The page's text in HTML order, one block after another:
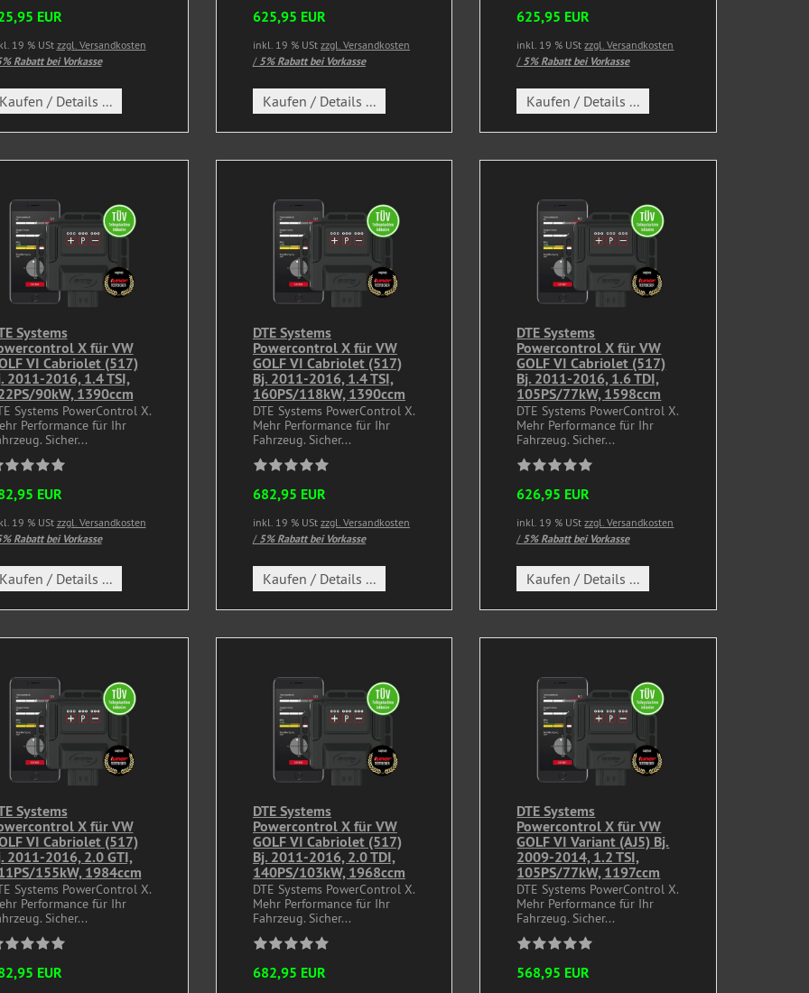
EUR
19 % USt zzgl. Versandkosten
Rabatt bei Vorkasse
Kaufen / Details ...
625,95 EUR
inkl. 19 % USt zzgl. Versandkosten
/ 5% Rabatt bei Vorkasse
Kaufen / Details ...
625,95 EUR
inkl. 19 % UStzzgl. Versandkosten
/ 5% Rabatt bei Vorkasse
Kaufen / Details ...
Systems
X für VW
VI Cabriolet (517)
2011-2016, 1.4 TSI,
90kW, 1390ccm
Systems PowerControl X.
Performance für Ihr
Sicher...
EUR
19 % USt zzgl. Versandkosten
Rabatt bei Vorkasse
Kaufen / Details ...
DTE Systems
Powercontrol X für VW
GOLF VI Cabriolet (517)
Bj. 2011-2016, 1.4 TSI,
160PS/118kW, 1390ccm
DTE Systems PowerControl X.
Mehr Performance für Ihr
Fahrzeug. Sicher...
682,95 EUR
inkl. 19 % USt zzgl. Versandkosten
/ 5% Rabatt bei Vorkasse
Kaufen / Details ...
DTE Systems
Powercontrol X für VW
GOLF VI Cabriolet (517)
Bj. 2011-2016, 1.6 TDI,
105PS/77kW, 1598ccm
DTE Systems PowerControl X.
Mehr Performance für Ihr
Fahrzeug. Sicher...
626,95 EUR
inkl. 19 % UStzzgl. Versandkosten
/ 5% Rabatt bei Vorkasse
Kaufen / Details ...
Systems
X für VW
VI Cabriolet (517)
2011-2016, 2.0 GTI,
155kW, 1984ccm
Systems PowerControl X.
Performance für Ihr
Sicher...
EUR
DTE Systems
Powercontrol X für VW
GOLF VI Cabriolet (517)
Bj. 2011-2016, 2.0 TDI,
140PS/103kW, 1968ccm
DTE Systems PowerControl X.
Mehr Performance für Ihr
Fahrzeug. Sicher...
682,95 EUR
DTE Systems
Powercontrol X für VW
GOLF VI Variant (AJ5) Bj.
2009-2014, 1.2 TSI,
105PS/77kW, 1197ccm
DTE Systems PowerControl X.
Mehr Performance für Ihr
Fahrzeug. Sicher...
568,95 EUR